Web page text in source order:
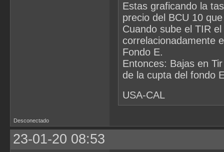
Estas graficando la
precio del BCU 10
Cuando sube el TIR
correlacionadamente
Fondo E.
Entonces: Bajas en
de la cupta del fondo
USA-CAL
Desconectado
23-01-20 08:53